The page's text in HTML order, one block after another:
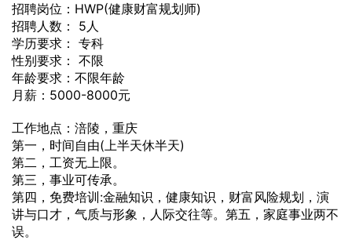
招聘岗位：HWP(健康财富规划师)
招聘人数： 5人
学历要求： 专科
性别要求： 不限
年龄要求：不限年龄
月薪：5000-8000元
工作地点：涪陵，重庆
第一，时间自由(上半天休半天)
第二，工资无上限。
第三，事业可传承。
第四，免费培训:金融知识，健康知识，财富风险规划，演
讲与口才，气质与形象，人际交往等。第五，家庭事业两不
误。